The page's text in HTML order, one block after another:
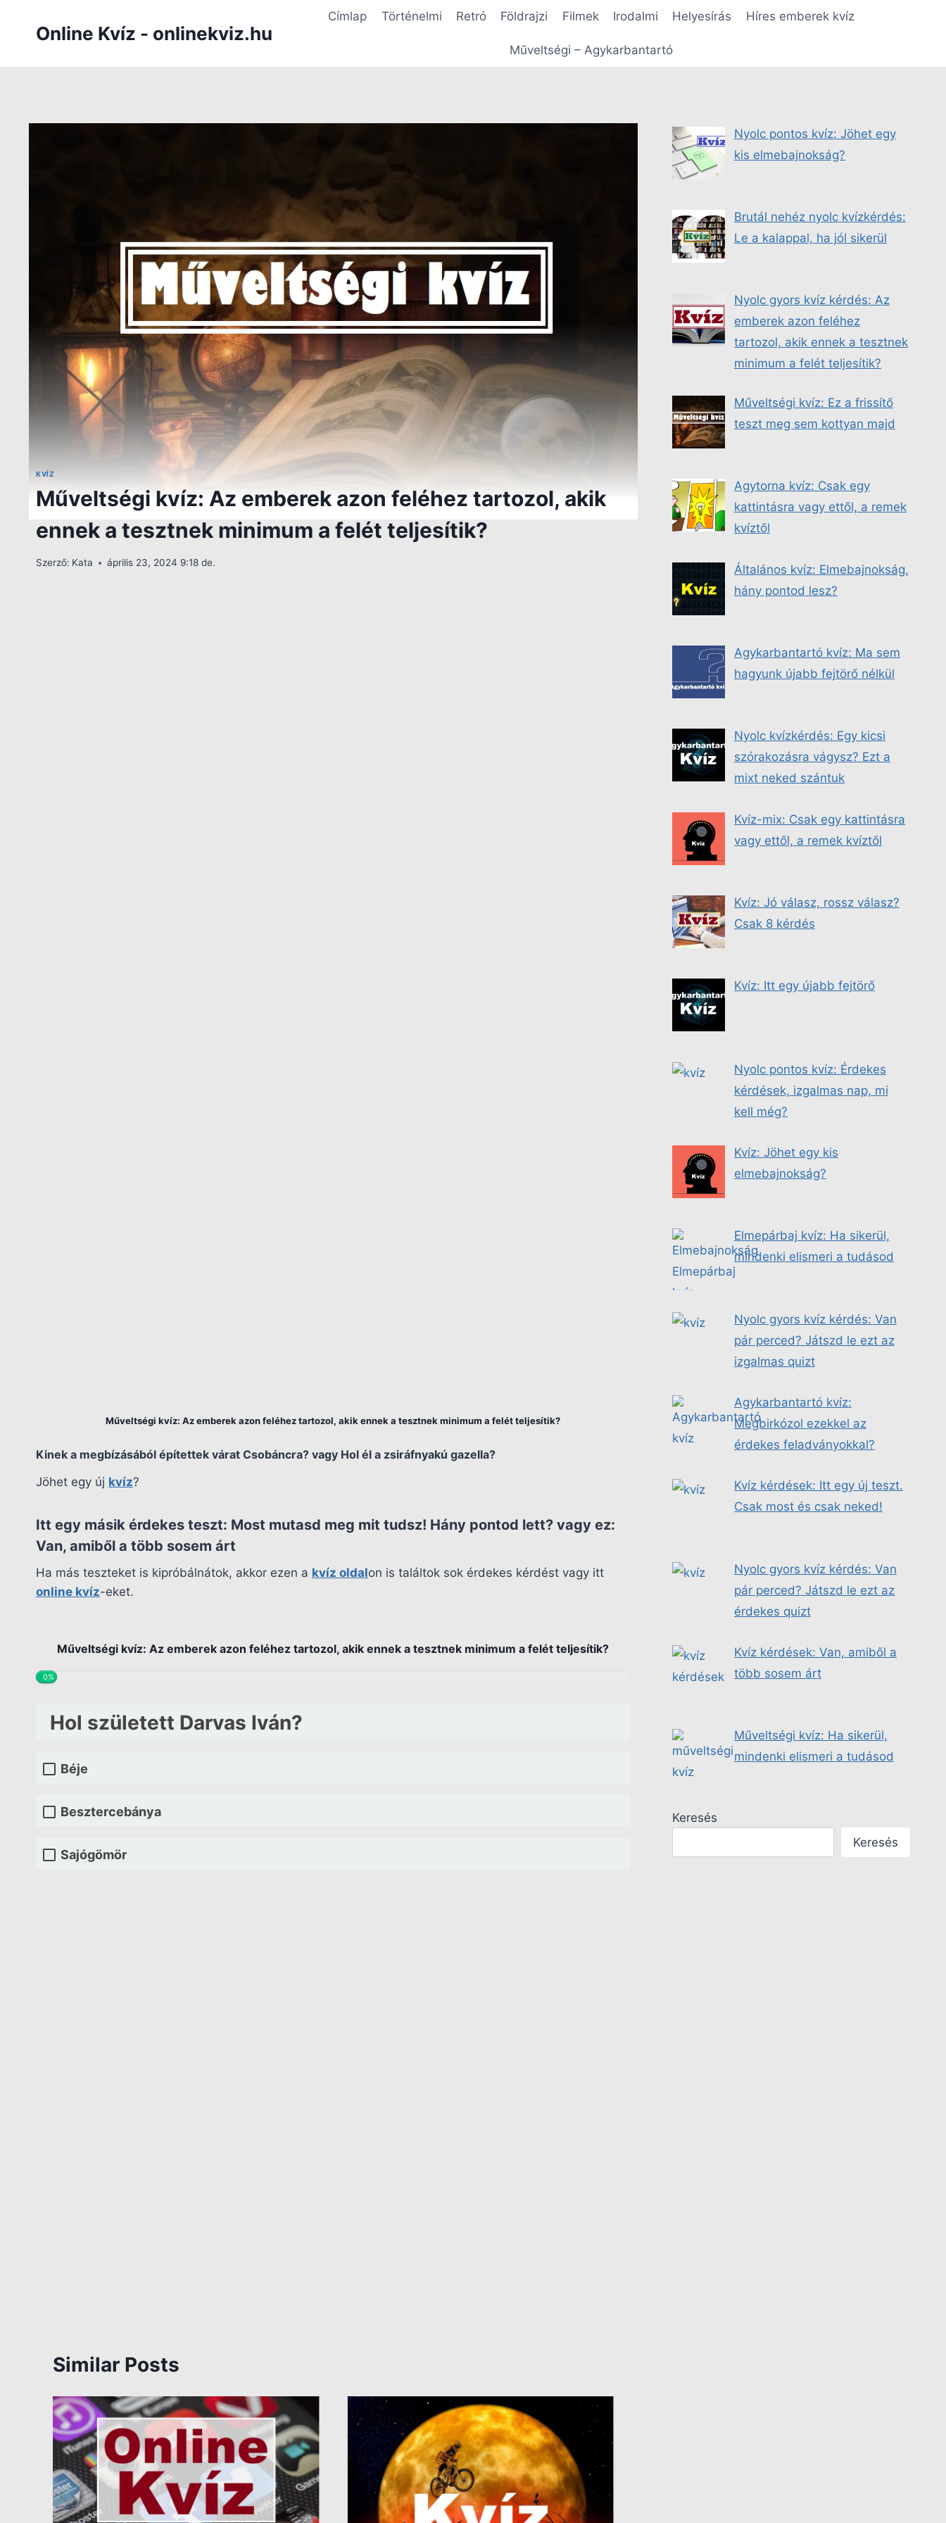
Online Kvíz - onlinekviz.hu
Címlap Történelmi Retró Földrajzi Filmek Irodalmi Helyesírás Híres emberek kvíz
Műveltségi – Agykarbantartó
KVÍZ
Műveltségi kvíz: Az emberek azon feléhez tartozol, akik
ennek a tesztnek minimum a felét teljesítik?
Szerző: Kata április 23, 2024 9:18 de.
Műveltségi kvíz: Az emberek azon feléhez tartozol, akik ennek a tesztnek minimum a felét teljesítik?
Kinek a megbízásából építettek várat Csobáncra? vagy Hol él a zsiráfnyakú gazella?
Jöhet egy új kvíz?
Itt egy másik érdekes teszt: Most mutasd meg mit tudsz! Hány pontod lett? vagy ez:
Van, amiből a több sosem árt
Ha más teszteket is kipróbálnátok, akkor ezen a kvíz oldalon is találtok sok érdekes kérdést vagy itt
online kvíz-eket.
Műveltségi kvíz: Az emberek azon feléhez tartozol, akik ennek a tesztnek minimum a felét teljesítik?
0%
Hol született Darvas Iván?
Béje
Besztercebánya
Sajógömör
Similar Posts
Nyolc pontos kvíz: Jöhet egy
kis elmebajnokság?
Brutál nehéz nyolc kvízkérdés:
Le a kalappal, ha jól sikerül
Nyolc gyors kvíz kérdés: Az
emberek azon feléhez
tartozol, akik ennek a tesztnek
minimum a felét teljesítik?
Műveltségi kvíz: Ez a frissítő
teszt meg sem kottyan majd
Agytorna kvíz: Csak egy
kattintásra vagy ettől, a remek
kvíztől
Általános kvíz: Elmebajnokság,
hány pontod lesz?
Agykarbantartó kvíz: Ma sem
hagyunk újabb fejtörő nélkül
Nyolc kvízkérdés: Egy kicsi
szórakozásra vágysz? Ezt a
mixt neked szántuk
Kvíz-mix: Csak egy kattintásra
vagy ettől, a remek kvíztől
Kvíz: Jó válasz, rossz válasz?
Csak 8 kérdés
Kvíz: Itt egy újabb fejtörő
Nyolc pontos kvíz: Érdekes
kérdések, izgalmas nap, mi
kell még?
Kvíz: Jöhet egy kis
elmebajnokság?
Elmepárbaj kvíz: Ha sikerül,
mindenki elismeri a tudásod
Nyolc gyors kvíz kérdés: Van
pár perced? Játszd le ezt az
izgalmas quizt
Agykarbantartó kvíz:
Megbirkózol ezekkel az
érdekes feladványokkal?
Kvíz kérdések: Itt egy új teszt.
Csak most és csak neked!
Nyolc gyors kvíz kérdés: Van
pár perced? Játszd le ezt az
érdekes quizt
Kvíz kérdések: Van, amiből a
több sosem árt
Műveltségi kvíz: Ha sikerül,
mindenki elismeri a tudásod
Keresés
Keresés